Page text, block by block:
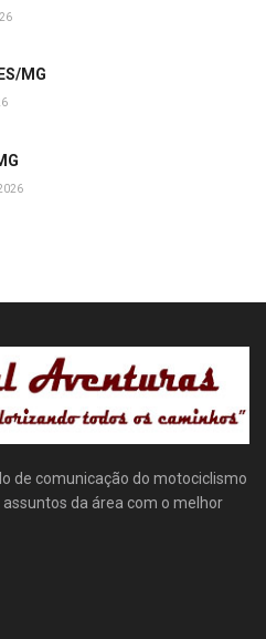
MG
de comunicação do motociclismo
da área com o melhor